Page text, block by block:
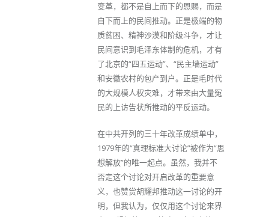
变革，都不是自上而下的恩赐，而是
自下而上的民间推动。正是极端的物
质贫困、精神沙漠和阶级斗争，才让
民间意识到毛泽东体制的危机，才有
了北京的“四五运动”、“民主墙运动”
和安徽农村的包产到户。正是毛时代
的大规模人权灾难，才带来由大量冤
民的上访告状所推动的平反运动。
在中共开列的三十年改革成绩单中，
1979年的“真理标准大讨论”被作为“思
想解放”的唯一起点。虽然，我并不
否定这个讨论对开启改革的重要意
义，也赞赏胡耀邦推动这一讨论的开
明，但我认为，仅仅用这个讨论来界